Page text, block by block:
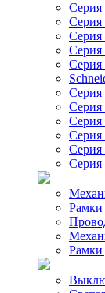
Серия
Серия
Серия
Серия
Серия
Серия
Серия
Серия
Серия
Рамки
Рамки